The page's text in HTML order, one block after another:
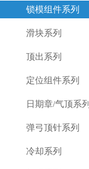
锁模组件系列
滑块系列
顶出系列
定位组件系列
日期章/气顶系列
弹弓顶针系列
冷却系列